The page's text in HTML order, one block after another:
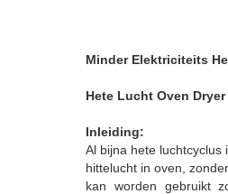
Minder Elektriciteits
Hete Lucht Oven Dryer
Inleiding:
Al bijna hete luchtcyclus
hittelucht in oven,
kan worden gebruikt